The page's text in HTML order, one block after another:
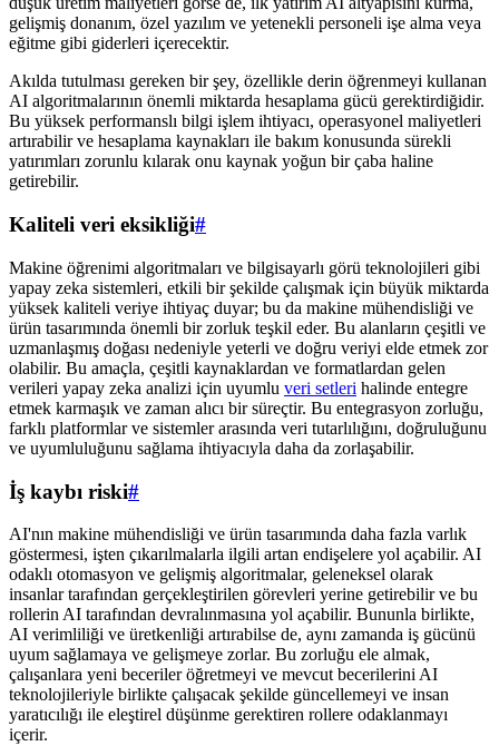
gelişmiş donanım, özel yazılım ve yetenekli personeli işe alma veya
eğitme gibi giderleri içerecektir.
Akılda tutulması gereken bir şey, özellikle derin öğrenmeyi kullanan
AI algoritmalarının önemli miktarda hesaplama gücü gerektirdiğidir.
Bu yüksek performanslı bilgi işlem ihtiyacı, operasyonel maliyetleri
artırabilir ve hesaplama kaynakları ile bakım konusunda sürekli
yatırımları zorunlu kılarak onu kaynak yoğun bir çaba haline
getirebilir.
Kaliteli veri eksikliği#
Makine öğrenimi algoritmaları ve bilgisayarlı görü teknolojileri gibi
yapay zeka sistemleri, etkili bir şekilde çalışmak için büyük miktarda
yüksek kaliteli veriye ihtiyaç duyar; bu da makine mühendisliği ve
ürün tasarımında önemli bir zorluk teşkil eder. Bu alanların çeşitli ve
uzmanlaşmış doğası nedeniyle yeterli ve doğru veriyi elde etmek zor
olabilir. Bu amaçla, çeşitli kaynaklardan ve formatlardan gelen
verileri yapay zeka analizi için uyumlu veri setleri halinde entegre
etmek karmaşık ve zaman alıcı bir süreçtir. Bu entegrasyon zorluğu,
farklı platformlar ve sistemler arasında veri tutarlılığını, doğruluğunu
ve uyumluluğunu sağlama ihtiyacıyla daha da zorlaşabilir.
İş kaybı riski#
AI'nın makine mühendisliği ve ürün tasarımında daha fazla varlık
göstermesi, işten çıkarılmalarla ilgili artan endişelere yol açabilir. AI
odaklı otomasyon ve gelişmiş algoritmalar, geleneksel olarak
insanlar tarafından gerçekleştirilen görevleri yerine getirebilir ve bu
rollerin AI tarafından devralınmasına yol açabilir. Bununla birlikte,
AI verimliliği ve üretkenliği artırabilse de, aynı zamanda iş gücünü
uyum sağlamaya ve gelişmeye zorlar. Bu zorluğu ele almak,
çalışanlara yeni beceriler öğretmeyi ve mevcut becerilerini AI
teknolojileriyle birlikte çalışacak şekilde güncellemeyi ve insan
yaratıcılığı ile eleştirel düşünme gerektiren rollere odaklanmayı
içerir.